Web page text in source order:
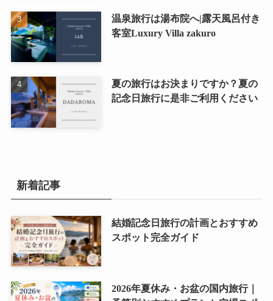
温泉旅行は湯布院へ|露天風呂付き
客室Luxury Villa zakuro
夏の旅行はお決まりですか？夏の
記念日旅行に是非ご利用ください
新着記事
結婚記念日旅行の計画とおすすめ
スポット完全ガイド
2026年夏休み・お盆の国内旅行｜